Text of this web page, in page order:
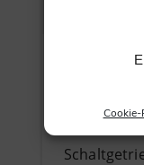
sofort
Benzin